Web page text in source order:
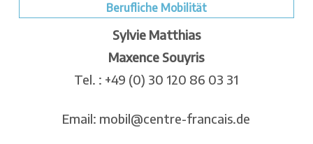
Berufliche Mobilität
Sylvie Matthias
Maxence Souyris
Tel. : +49 (0) 30 120 86 03 31
Email: mobil@centre-francais.de